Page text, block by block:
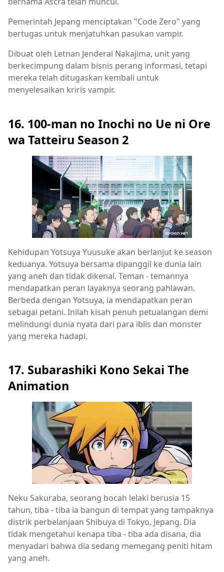
Pemerintah Jepang menciptakan "Code Zero" yang
bertugas untuk menjatuhkan pasukan vampir.
Dibuat oleh Letnan Jenderal Nakajima, unit yang
berkecimpung dalam bisnis perang informasi, tetapi
mereka telah ditugaskan kembali untuk
menyelesaikan kriris vampir.
16. 100-man no Inochi no Ue ni Ore
wa Tatteiru Season 2
Kehidupan Yotsuya Yuusuke akan berlanjut ke season
keduanya. Yotsuya bersama dipanggil ke dunia lain
yang aneh dan tidak dikenal. Teman - temannya
mendapatkan peran layaknya seorang pahlawan.
Berbeda dengan Yotsuya, ia mendapatkan peran
sebagai petani. Inilah kisah penuh petualangan demi
melindungi dunia nyata dari para iblis dan monster
yang mereka hadapi.
17. Subarashiki Kono Sekai The
Animation
Neku Sakuraba, seorang bocah lelaki berusia 15
tahun, tiba - tiba ia bangun di tempat yang tampaknya
distrik perbelanjaan Shibuya di Tokyo, Jepang. Dia
tidak mengetahui kenapa tiba - tiba ada disana, dia
menyadari bahwa dia sedang memegang peniti hitam
yang aneh.